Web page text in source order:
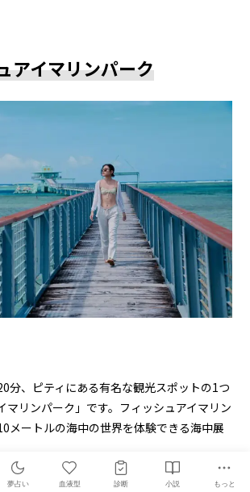
アイマリンパーク
分、ピティにある有名な観光スポットの1つ
マリンパーク」です。フィッシュアイマリン
メートルの海中の世界を体験できる海中展
夢占い 血液型 診断 小説 もっと